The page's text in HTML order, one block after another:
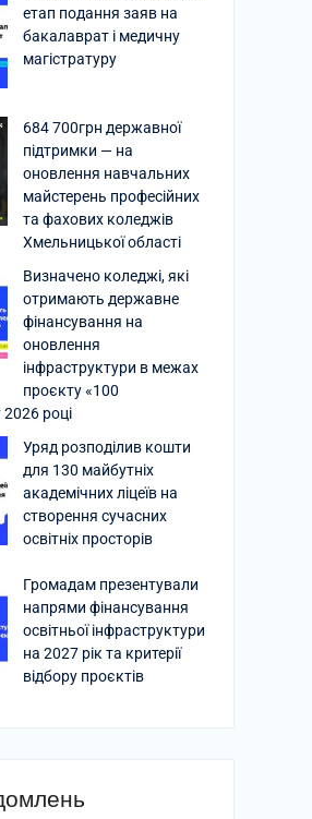
етап подання заяв на
бакалаврат і медичну
магістратуру
684 700грн державної
підтримки — на
оновлення навчальних
майстерень професійних
та фахових коледжів
Хмельницької області
Визначено коледжі, які
отримають державне
фінансування на
оновлення
інфраструктури в межах
проєкту «100
році
Уряд розподілив кошти
для 130 майбутніх
академічних ліцеїв на
створення сучасних
освітніх просторів
Громадам презентували
напрями фінансування
освітньої інфраструктури
на 2027 рік та критерії
відбору проєктів